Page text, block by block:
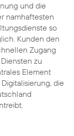
und die
namhaftesten
so
Kunden den
Zugang
zu
Element
die